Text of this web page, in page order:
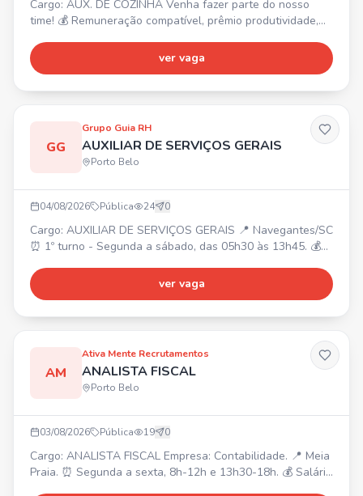
Cargo: AUX. DE COZINHA Venha fazer parte do nosso
time! 💰 Remuneração compatível, prêmio produtividade,
local, convênio farmácia, seguro de vida, vale transporte.
✅ PRÉ-REQUISITOS: Ensino Fundamental, experiência na
ver vaga
GG
Grupo Guia RH
AUXILIAR DE SERVIÇOS GERAIS
Porto Belo
04/08/2026 Pública 24 0
Cargo: AUXILIAR DE SERVIÇOS GERAIS 📍 Navegantes/SC
⏰ 1º turno - Segunda a sábado, das 05h30 às 13h45. 💰
Prêmio de Assiduidade + Alimentação na empresa. 📝
Requisitos: Ensino Fundamental completo, experiência em
ver vaga
AM
Ativa Mente Recrutamentos
ANALISTA FISCAL
Porto Belo
03/08/2026 Pública 19 0
Cargo: ANALISTA FISCAL Empresa: Contabilidade. 📍 Meia
Praia. ⏰ Segunda a sexta, 8h-12h e 13h30-18h. 💰 Salário